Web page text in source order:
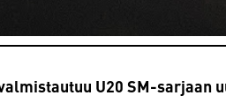
U20 SM-sarjaan